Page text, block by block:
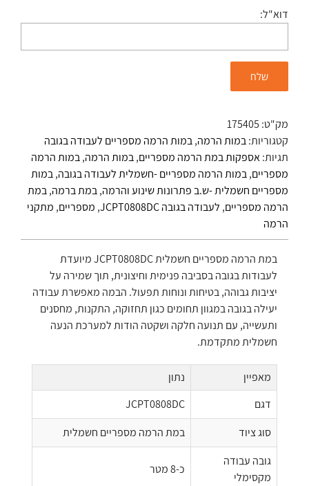
דוא"ל:
מק"ט: 175405
קטגוריות:במות הרמה,במות הרמה מספריים לעבודה בגובה
תגיות:אספקות במת הרמה מספריים,במות הרמה,במות הרמה
מספריים,במות הרמה מספריים -חשמלית לעבודה בגובה,במות
מספריים חשמלית -ש.ב פתרונות שינוע והרמה,במת ברמה,במת
הרמה מספריים, לעבודה בגובה JCPT0808DC , מספריים, מתקני
הרמה
במת הרמה מספריים חשמלית JCPT0808DC מיועדת
לעבודות בגובה בסביבה פנימית וחיצונית, תוך שמירה על
יציבות גבוהה, בטיחות ונוחות תפעול. הבמה מאפשרת עבודה
יעילה בגובה במגוון תחומים כגון תחזוקה, התקנות, מחסנים
ותעשייה, עם תנועה חלקה ושקטה הודות למערכת הנעה
חשמלית מתקדמת.
מאפיין
נתון
דגם
JCPT0808DC
סוג ציוד
במת הרמה מספריים חשמלית
גובה עבודה
מקסימלי
כ-8 מטר